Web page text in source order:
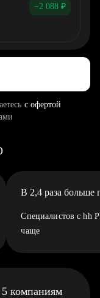
−2 088 ₽
с офертой
В 2,4 раза больше
Специалистов с hh
чаще
компаниям